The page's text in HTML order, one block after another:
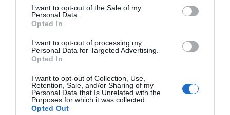
consent section.
I want to opt-out of the Sale of my
Personal Data.
Opted In
I want to opt-out of processing my
Personal Data for Targeted Advertising.
Opted In
I want to opt-out of Collection, Use,
Retention, Sale, and/or Sharing of my
Personal Data that Is Unrelated with the
Purposes for which it was collected.
Opted Out
érezni együtt.
Ez is érdekelhet! -Ezt nézi meg egy nő a férfin először!
Címkék: párkapcsolat,humor,empátia
ellenállhatatlan